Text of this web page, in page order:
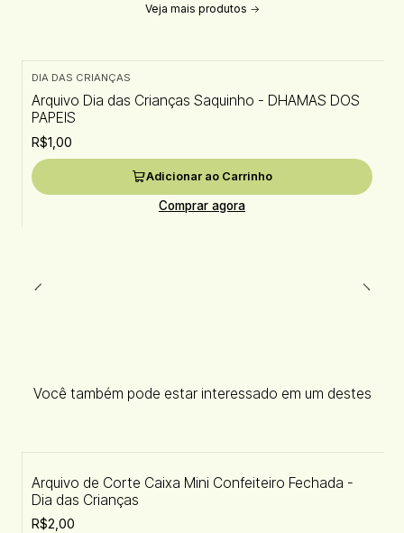
Veja mais produtos
DIA DAS CRIANÇAS
Arquivo Dia das Crianças Saquinho - DHAMAS DOS
PAPEIS
R$1,00
Adicionar ao Carrinho
Comprar agora
Você também pode estar interessado em um destes
Arquivo de Corte Caixa Mini Confeiteiro Fechada -
Dia das Crianças
R$2,00